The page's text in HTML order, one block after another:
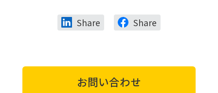
Share Share
お問い合わせ